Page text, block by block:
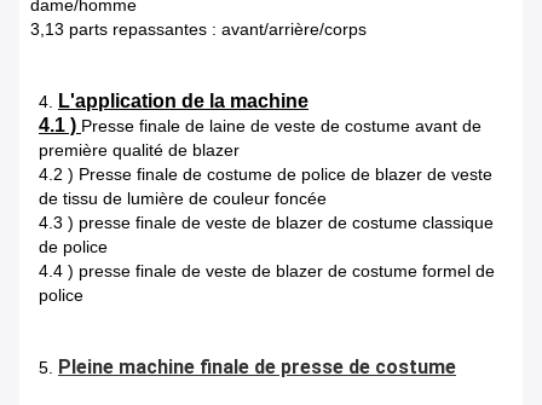
dame/homme
3,13 parts repassantes : avant/arrière/corps
4. L'application de la machine
4.1 ) Presse finale de laine de veste de costume avant de
première qualité de blazer
4.2 ) Presse finale de costume de police de blazer de veste
de tissu de lumière de couleur foncée
4.3 ) presse finale de veste de blazer de costume classique
de police
4.4 ) presse finale de veste de blazer de costume formel de
police
5. Pleine machine finale de presse de costume